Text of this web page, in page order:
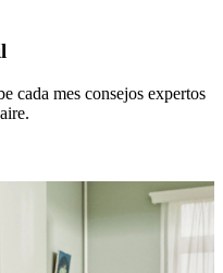
cada mes consejos expertos